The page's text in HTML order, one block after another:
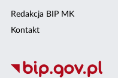
Redakcja BIP MK
Kontakt